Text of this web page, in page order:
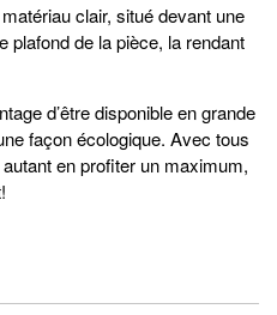
clair, situé devant une
plafond de la pièce, la rendant
d’être disponible en grande
façon écologique. Avec tous
en profiter un maximum,